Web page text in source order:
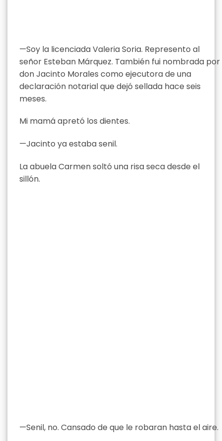
—Soy la licenciada Valeria Soria. Represento al
señor Esteban Márquez. También fui nombrada por
don Jacinto Morales como ejecutora de una
declaración notarial que dejó sellada hace seis
meses.
Mi mamá apretó los dientes.
—Jacinto ya estaba senil.
La abuela Carmen soltó una risa seca desde el
sillón.
—Senil, no. Cansado de que le robaran hasta el aire.